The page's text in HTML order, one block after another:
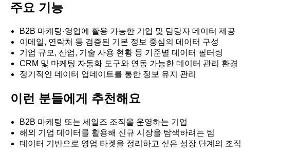
주요 기능
B2B 마케팅·영업에 활용 가능한 기업 및 담당자 데이터 제공
이메일, 연락처 등 검증된 기본 정보 중심의 데이터 구성
기업 규모, 산업, 기술 사용 현황 등 기준별 데이터 필터링
CRM 및 마케팅 자동화 도구와 연동 가능한 데이터 관리 환경
정기적인 데이터 업데이트를 통한 정보 유지 관리
이런 분들에게 추천해요
B2B 마케팅 또는 세일즈 조직을 운영하는 기업
해외 기업 데이터를 활용해 신규 시장을 탐색하려는 팀
데이터 기반으로 영업 타겟을 정리하고 싶은 성장 단계의 조직